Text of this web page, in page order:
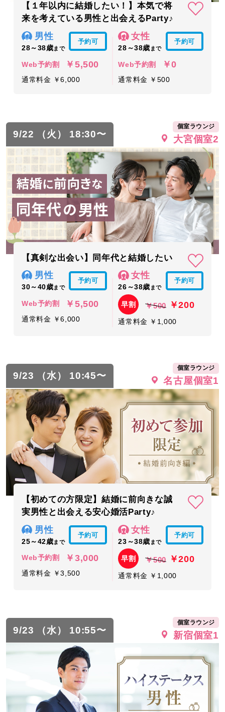
【１年以内に結婚したい！】本気で将
来を考えている男性と出会えるParty♪
男性
28～38歳まで
予約可
Web予約割 ￥5,500
通常料金 ￥6,000
女性
28～38歳 まで
予約可
Web予約割 ￥0
通常料金 ￥500
9/22 （火） 18:30〜
個室ラウンジ
大宮個室2
【真剣な出会い】同年代と結婚したい
男性
30～40歳まで
予約可
Web予約割 ￥5,500
通常料金 ￥6,000
女性
26～38歳 まで
予約可
早割 ￥500 ￥200
通常料金 ￥1,000
9/23 （水） 10:45〜
個室ラウンジ
名古屋個室1
【初めての方限定】結婚に前向きな誠
実男性と出会える安心婚活Party♪
男性
25～42歳まで
予約可
Web予約割 ￥3,000
通常料金 ￥3,500
女性
23～38歳 まで
予約可
早割 ￥500 ￥200
通常料金 ￥1,000
9/23 （水） 10:55〜
個室ラウンジ
新宿個室1